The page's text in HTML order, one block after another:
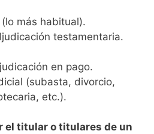
más habitual).
testamentaria.
en pago.
(subasta, divorcio,
etc.).
el titular o titulares de un